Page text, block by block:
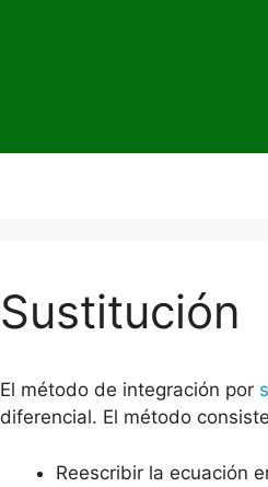
Sustitución
El método de integración por
diferencial. El método
Reescribir la ecuación